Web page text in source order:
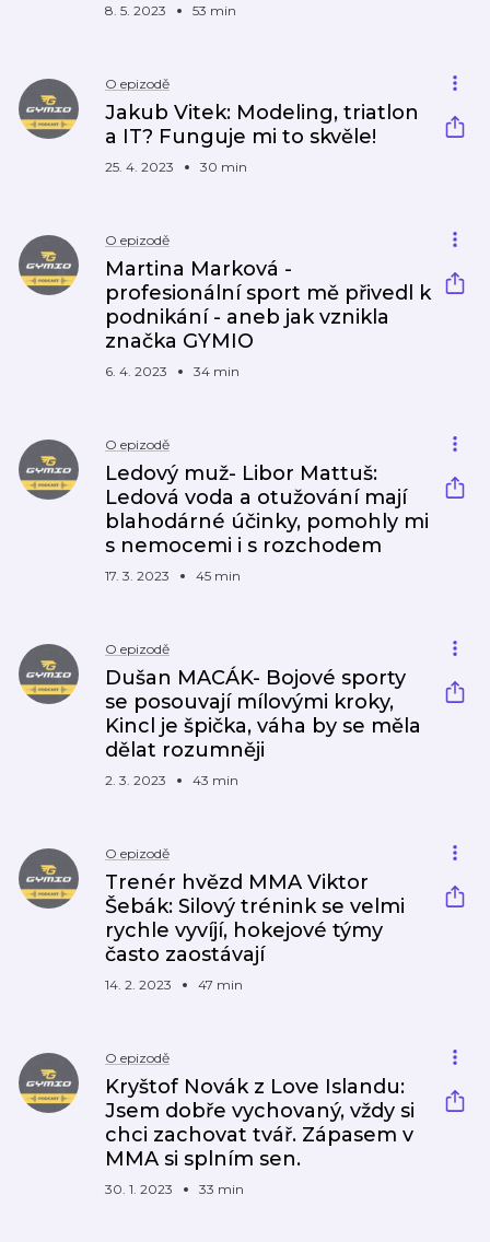
8. 5. 2023 53 min
O epizodě
Jakub Vitek: Modeling, triatlon
a IT? Funguje mi to skvěle!
25. 4. 2023 30 min
O epizodě
Martina Marková -
profesionální sport mě přivedl k
podnikání - aneb jak vznikla
značka GYMIO
6. 4. 2023 34 min
O epizodě
Ledový muž- Libor Mattuš:
Ledová voda a otužování mají
blahodárné účinky, pomohly mi
s nemocemi i s rozchodem
17. 3. 2023 45 min
O epizodě
Dušan MACÁK- Bojové sporty
se posouvají mílovými kroky,
Kincl je špička, váha by se měla
dělat rozumněji
2. 3. 2023 43 min
O epizodě
Trenér hvězd MMA Viktor
Šebák: Silový trénink se velmi
rychle vyvíjí, hokejové týmy
často zaostávají
14. 2. 2023 47 min
O epizodě
Kryštof Novák z Love Islandu:
Jsem dobře vychovaný, vždy si
chci zachovat tvář. Zápasem v
MMA si splním sen.
30. 1. 2023 33 min